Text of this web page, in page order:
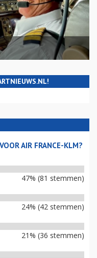
AIR FRANCE-KLM?
47% (81 stemmen)
24% (42 stemmen)
21% (36 stemmen)